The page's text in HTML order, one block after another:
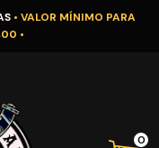
• VALOR MÍNIMO PARA
•
0